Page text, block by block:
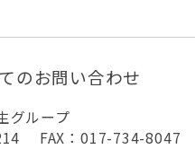
のお問い合わせ
グループ
FAX：017-734-8047